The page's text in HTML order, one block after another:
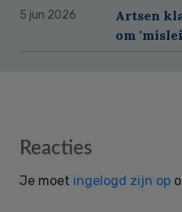
5 jun 2026
Artsen
om
Reader
Reacties
Je moet ingelogd zijn op